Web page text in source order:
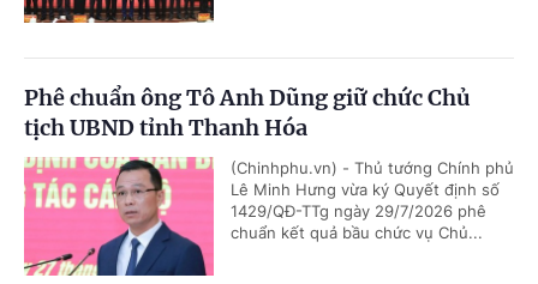
Phê chuẩn ông Tô Anh Dũng giữ chức Chủ
tịch UBND tỉnh Thanh Hóa
(Chinhphu.vn) - Thủ tướng Chính phủ
Lê Minh Hưng vừa ký Quyết định số
1429/QĐ-TTg ngày 29/7/2026 phê
chuẩn kết quả bầu chức vụ Chủ...